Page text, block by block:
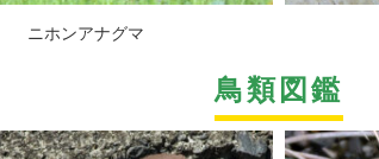
ニホンアナグマ
鳥類図鑑